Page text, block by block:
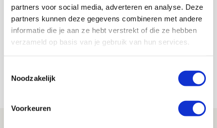
partners voor social media, adverteren en analyse. Deze
partners kunnen deze gegevens combineren met andere
informatie die je aan ze hebt verstrekt of die ze hebben
verzameld op basis van je gebruik van hun services.
Noodzakelijk
Voorkeuren
Jordy Haak
Bekijk alle berichten van Jordy Haak
Net binnen //